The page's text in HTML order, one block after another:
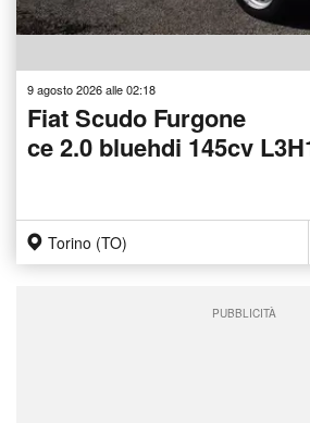
9 agosto 2026 alle 02:18
Fiat Scudo Furgone
ce 2.0 bluehdi 145cv
Torino (TO)
PUBBLICITÀ